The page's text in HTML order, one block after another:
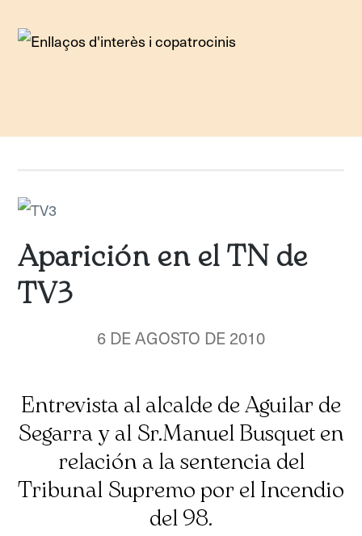
Aparición en el TN de
TV3
6 DE AGOSTO DE 2010
Entrevista al alcalde de Aguilar de
Segarra y al Sr.Manuel Busquet en
relación a la sentencia del
Tribunal Supremo por el Incendio
del 98.